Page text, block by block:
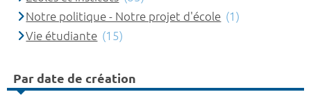
Notre politique - Notre projet d'école (1)
Vie étudiante (15)
Par date de création